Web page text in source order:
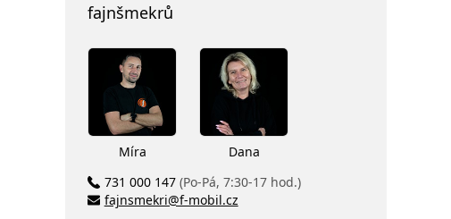
fajnšmekrů
Míra
Dana
731 000 147 (Po-Pá, 7:30-17 hod.)
fajnsmekri@f-mobil.cz